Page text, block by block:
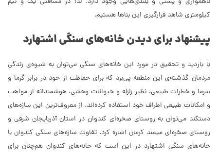
کیلومتری شاهد قرارگیری این بناها هستیم.
پیشنهاد برای دیدن خانه‌های سنگی اشتهارد
با بازدید و تحقیق در مورد این خانه‌های سنگی می‌توان به شیوه‌ی زندگی
مردمان گذشته‌ی این منطقه پی‌برد که برای حفاظت از خود در برابر گرما و
سرما و خطرات طبیعی، نظیر زلزله و حیوانات وحشی، هوشمندانه از مواهب
و امکانات طبیعی اطراف خود استفاده کرده‌اند. از معروف‌ترین این سازه‌های
دستکند می‌توان به روستای صخره‌ای کندوان در استان آذربایجان شرقی و
روستای صخره‌ای میمند کرمان اشاره کرد. تفاوت سازه‌های سنگی کندوان با
خانه‌های سنگی اشتهارد در این است که خانه‌های کندوان هم‌چنان برای